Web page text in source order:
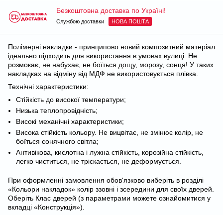
Безкоштовна доставка по Україні!
Службою доставки НОВА ПОШТА
Полімерні накладки - принципово новий композитний матеріал
ідеально підходить для використання в умовах вулиці. Не
розмокає, не набухає, не боїться дощу, морозу, сонця! У таких
накладках на відміну від МДФ не використовується плівка.
Технічні характеристики:
Стійкість до високої температури;
Низька теплопровідність;
Високі механічні характеристики;
Висока стійкість кольору. Не вицвітає, не змінює колір, не
боїться сонячного світла;
Антивікова, кислотна і лужна стійкість, корозійна стійкість,
легко чиститься, не тріскається, не деформується.
При оформленні замовлення обов'язково виберіть в розділі
«Кольори накладок» колір ззовні і зсередини для своїх дверей.
Оберіть Клас дверей (з параметрами можете ознайомитися у
вкладці «Конструкція»).